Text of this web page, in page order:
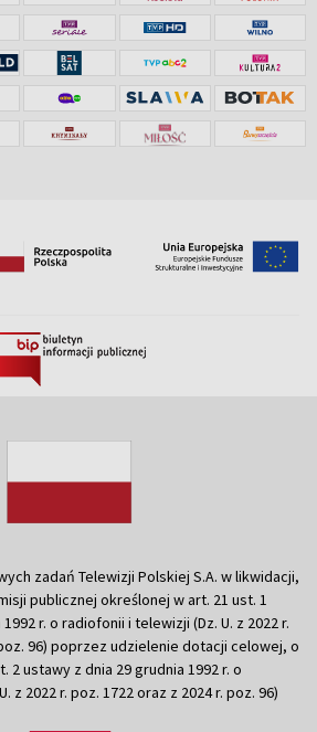
zadań Telewizji Polskiej S.A. w likwidacji,
publicznej określonej w art. 21 ust. 1
r. o radiofonii i telewizji (Dz. U. z 2022 r.
96) poprzez udzielenie dotacji celowej, o
2 ustawy z dnia 29 grudnia 1992 r. o
z 2022 r. poz. 1722 oraz z 2024 r. poz. 96)